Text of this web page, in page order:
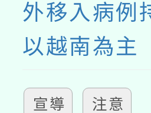
外移入病例
以越南為主
宣導 注意